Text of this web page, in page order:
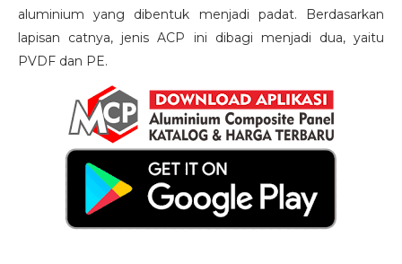
aluminium yang dibentuk menjadi padat. Berdasarkan
lapisan catnya, jenis ACP ini dibagi menjadi dua, yaitu
PVDF dan PE.